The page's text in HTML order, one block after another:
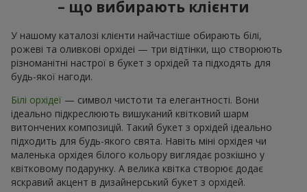
– що вибирають клієнти
У нашому каталозі клієнти найчастіше обирають білі,
рожеві та оливкові орхідеі — три відтінки, що створюють
різноманітні настрої в букет з орхідей та підходять для
будь-якої нагоди.
Білі орхідеї — символ чистоти та елегантності. Вони
ідеально підкреслюють вишуканий квітковий шарм
витончених композицій. Такий букет з орхідей ідеально
підходить для будь-якого свята. Навіть міні орхідея чи
маленька орхідея білого кольору виглядає розкішно у
квітковому подарунку. А велика квітка створює додає
яскравий акцент в дизайнерський букет з орхідей.